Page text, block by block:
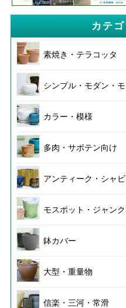
カテゴ
素焼き・テラコッタ
シンプル・モダン・
カラー・模様
多肉・サボテン向け
アンティーク・シャ
モスポット・ジャンク
鉢カバー
大型・重量物
信楽・三河・常滑